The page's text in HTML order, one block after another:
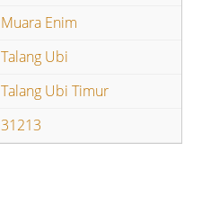
Muara Enim
Talang Ubi
Talang Ubi Timur
31213